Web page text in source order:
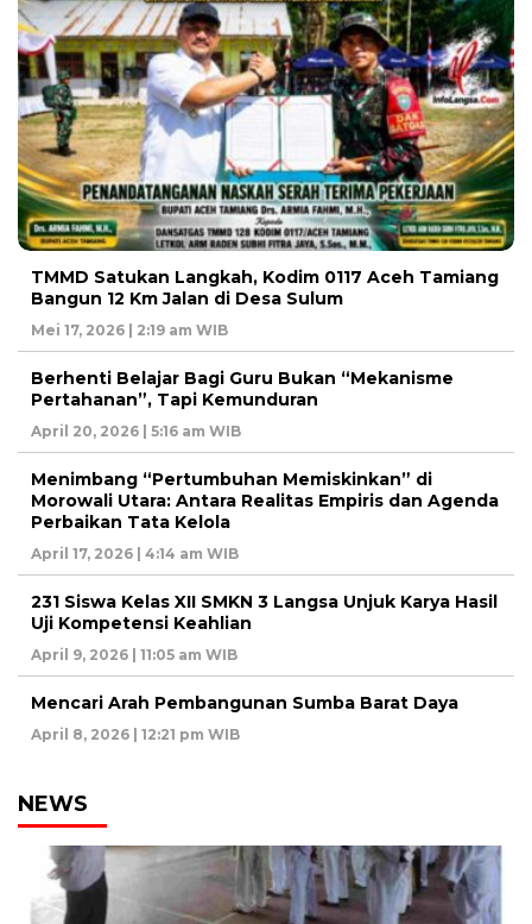
TMMD Satukan Langkah, Kodim 0117 Aceh Tamiang
Bangun 12 Km Jalan di Desa Sulum
Mei 17, 2026 | 2:19 am WIB
Berhenti Belajar Bagi Guru Bukan “Mekanisme
Pertahanan”, Tapi Kemunduran
April 20, 2026 | 5:16 am WIB
Menimbang “Pertumbuhan Memiskinkan” di
Morowali Utara: Antara Realitas Empiris dan Agenda
Perbaikan Tata Kelola
April 17, 2026 | 4:14 am WIB
231 Siswa Kelas XII SMKN 3 Langsa Unjuk Karya Hasil
Uji Kompetensi Keahlian
April 9, 2026 | 11:05 am WIB
Mencari Arah Pembangunan Sumba Barat Daya
April 8, 2026 | 12:21 pm WIB
NEWS